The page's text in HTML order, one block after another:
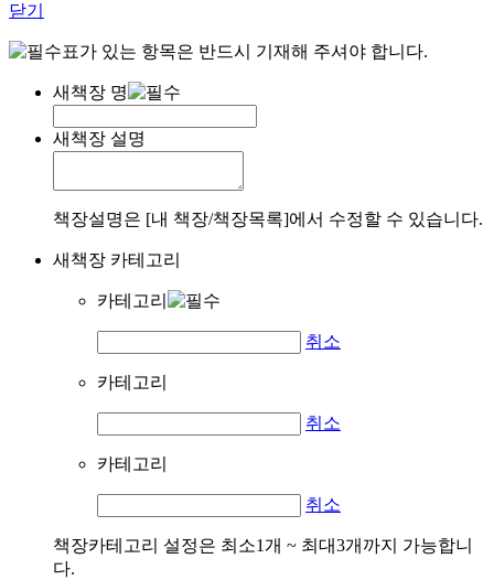
닫기
표가 있는 항목은 반드시 기재해 주셔야 합니다.
새책장 명
새책장 설명
책장설명은 [내 책장/책장목록]에서 수정할 수 있습니다.
새책장 카테고리
카테고리
취소
카테고리
취소
카테고리
취소
책장카테고리 설정은 최소1개 ~ 최대3개까지 가능합니
다.